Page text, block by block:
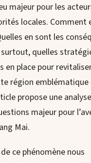
majeur pour les
locales. Comment
en sont les
quelles
en place pour
région emblématique
propose une analyse
majeur pour
Mai.
ce phénomène nous